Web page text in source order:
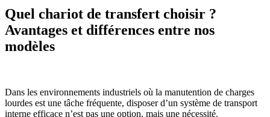
Quel chariot de transfert choisir ?
Avantages et différences entre nos
modèles
Dans les environnements industriels où la manutention de charges
lourdes est une tâche fréquente, disposer d’un système de transport
interne efficace n’est pas une option, mais une nécessité.